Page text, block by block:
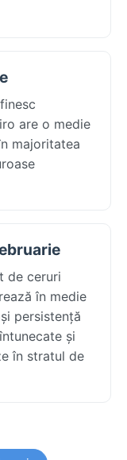
are o medie
majoritatea
de ceruri
în medie
persistență
și
în stratul de